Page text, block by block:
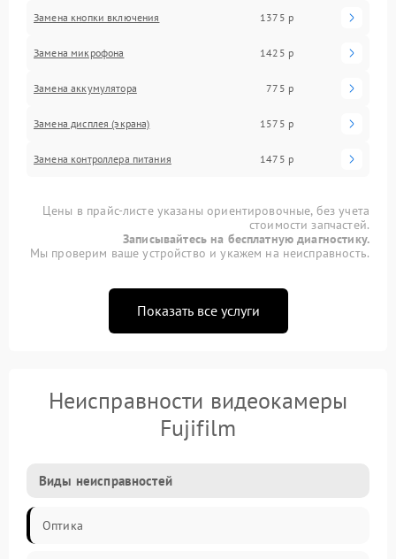
Замена кнопки включения 1375 р
Замена микрофона 1425 р
Замена аккумулятора 775 р
Замена дисплея (экрана) 1575 р
Замена контроллера питания 1475 р
Цены в прайс-листе указаны ориентировочные, без учета
стоимости запчастей.
Записывайтесь на бесплатную диагностику.
Мы проверим ваше устройство и укажем на неисправность.
Показать все услуги
Неисправности видеокамеры
Fujifilm
Виды неисправностей
Оптика